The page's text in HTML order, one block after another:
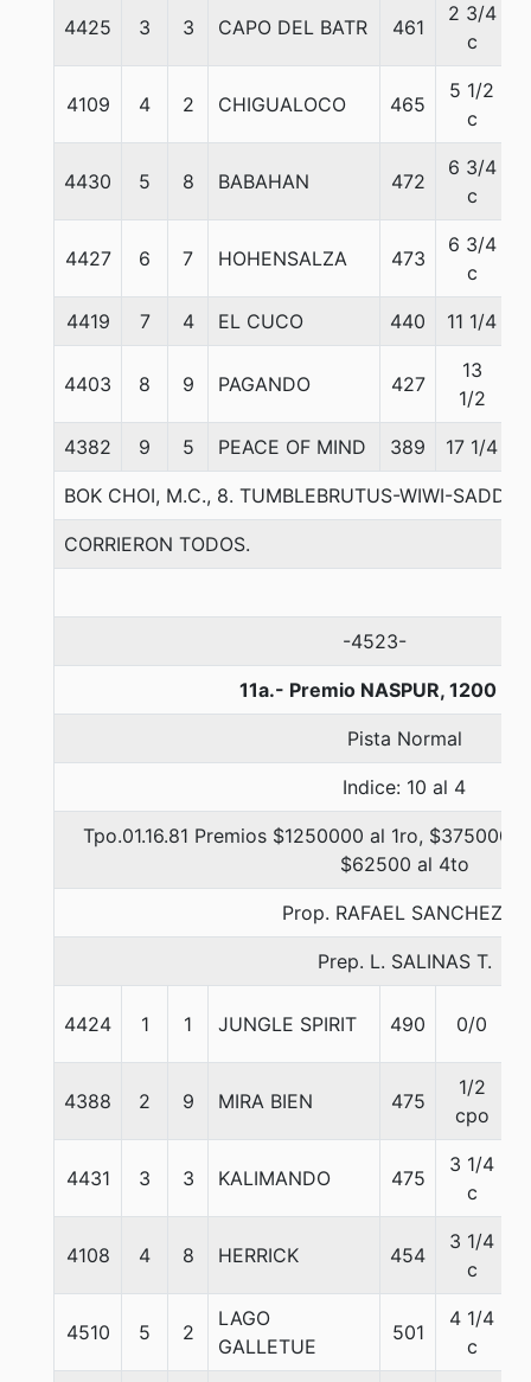
4425 3 3 CAPO DEL BATR 461
2 3/4
c
4109 4 2 CHIGUALOCO 465
5 1/2
c
4430 5 8 BABAHAN 472
6 3/4
c
4427 6 7 HOHENSALZA 473
6 3/4
c
4419 7 4 EL CUCO 440 11 1/4
4403 8 9 PAGANDO 427
13
1/2
4382 9 5 PEACE OF MIND 389 17 1/4
BOK CHOI, M.C., 8. TUMBLEBRUTUS-WIWI-SADDAD
CORRIERON TODOS.
-4523-
11a.- Premio NASPUR, 1200
Pista Normal
Indice: 10 al 4
Tpo.01.16.81 Premios $1250000 al 1ro, $375000
$62500 al 4to
Prop. RAFAEL SANCHEZ A.
Prep. L. SALINAS T.
4424 1 1 JUNGLE SPIRIT 490 0/0
4388 2 9 MIRA BIEN 475
1/2
cpo
4431 3 3 KALIMANDO 475
3 1/4
c
4108 4 8 HERRICK 454
3 1/4
c
4510 5 2
LAGO
GALLETUE
501
4 1/4
c